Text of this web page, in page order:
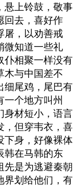
悬上铃鼓，敬事
回去，喜好作
屠，以劝善戒
微知道一些礼
仆相聚一样没有
木与中国差不
细尾鸡，尾巴有
一个地方叫州
身材短小，语言
，但穿韦衣，喜
下身，好像裸体
韩在马韩的东
先是为逃避秦朝
界划给他们，有